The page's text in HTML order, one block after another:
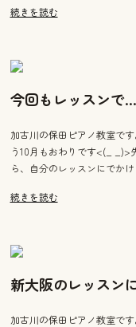
続きを読む
今回もレッスンで…
加古川の保田ピアノ教室で
う10月もおわりです<(_ _)>
ら、自分のレッスンにでか
続きを読む
新大阪のレッスン
加古川の保田ピアノ教室で